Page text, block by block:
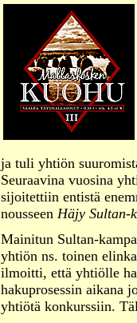
ja tuli yhtiön
Seuraavina vuosina
sijoitettiin entistä
nousseen Häjy Sultan-
Mainitun Sultan-
yhtiön ns. toinen
ilmoitti, että yhtiölle
hakuprosessin aikana
yhtiötä konkurssiin.